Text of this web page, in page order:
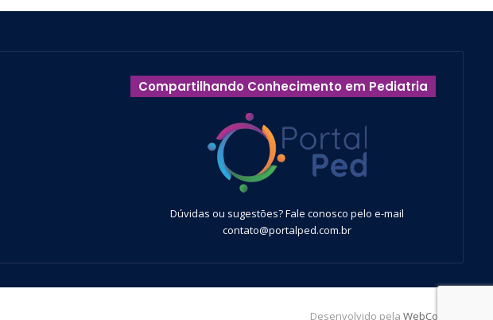
Compartilhando Conhecimento em Pediatria
Dúvidas ou sugestões? Fale conosco pelo e-mail
contato@portalped.com.br
Desenvolvido pela WebContent